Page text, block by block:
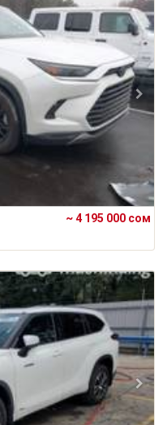
~ 4 195 000 сом